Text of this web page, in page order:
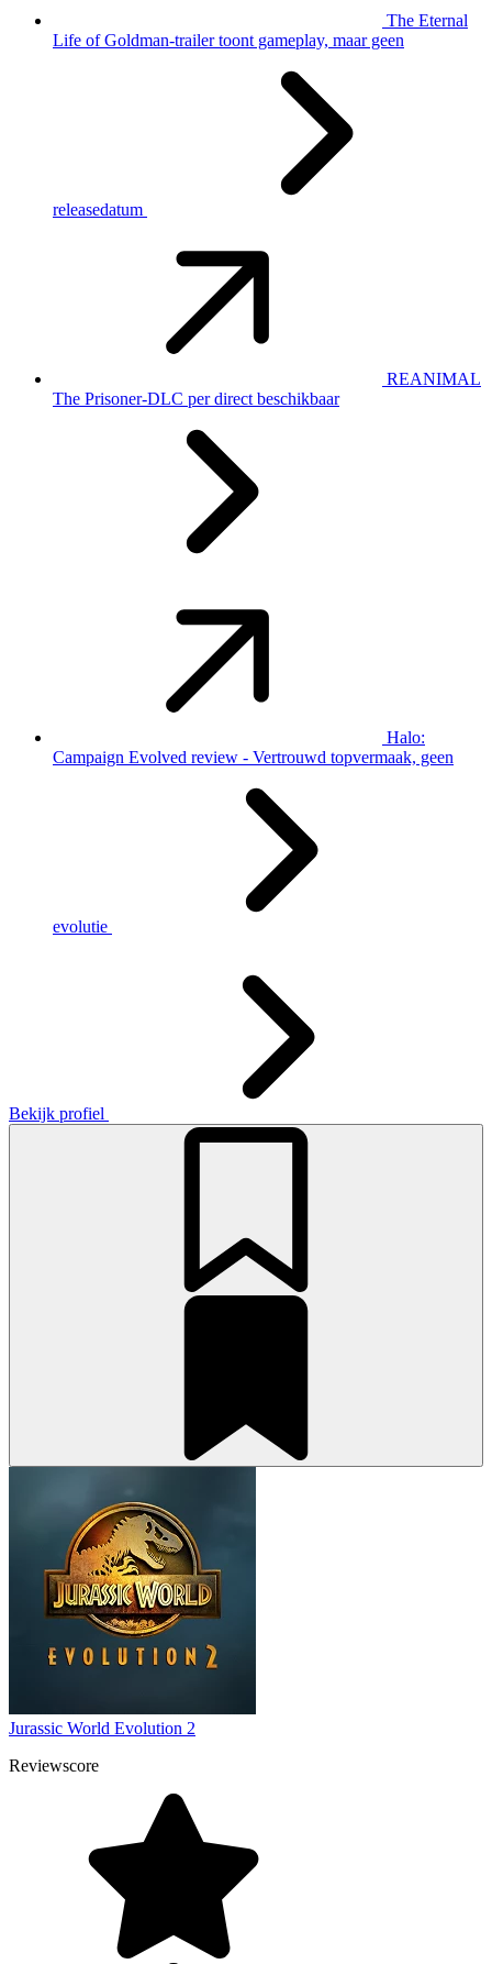
The Eternal
Life of Goldman-trailer toont gameplay, maar geen
releasedatum
REANIMAL
The Prisoner-DLC per direct beschikbaar
Halo:
Campaign Evolved review - Vertrouwd topvermaak, geen
evolutie
Bekijk profiel
Jurassic World Evolution 2
Reviewscore